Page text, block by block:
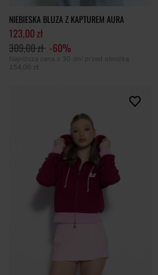
NIEBIESKA BLUZA Z KAPTUREM AURA
123,00 zł
309,00 zł -60%
Najniższa cena z 30 dni przed obniżką
154,00 zł